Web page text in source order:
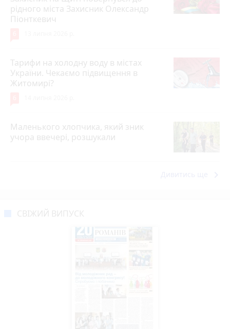
рідного міста Захисник Олександр
Піонткевич
Тарифи на холодну воду в містах
України. Чекаємо підвищення в
Житомирі?
Маленького хлопчика, який зник
учора ввечері, розшукали